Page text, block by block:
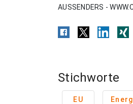
AUSSENDERS -
Stichworte
EU